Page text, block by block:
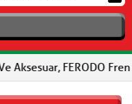
Fren